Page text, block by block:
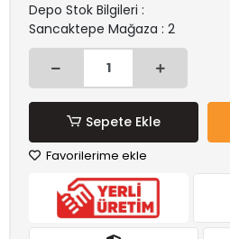
Depo Stok Bilgileri :
Sancaktepe Mağaza : 2
Sepete Ekle
Favorilerime ekle